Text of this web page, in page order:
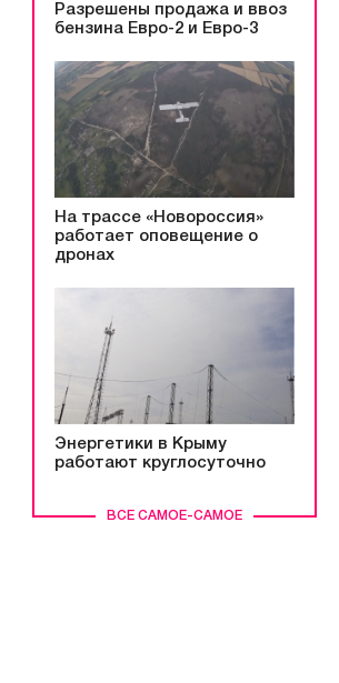
ВСЕ САМОЕ-САМОЕ
Разрешены продажа и ввоз
бензина Евро-2 и Евро-3
На трассе «Новороссия»
работает оповещение о
дронах
Энергетики в Крыму
работают круглосуточно